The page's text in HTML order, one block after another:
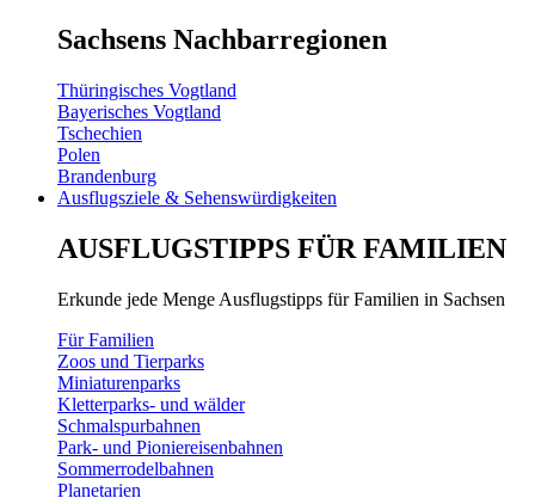
Sachsens Nachbarregionen
Thüringisches Vogtland
Bayerisches Vogtland
Tschechien
Polen
Brandenburg
Ausflugsziele & Sehenswürdigkeiten
AUSFLUGSTIPPS FÜR FAMILIEN
Erkunde jede Menge Ausflugstipps für Familien in Sachsen
Für Familien
Zoos und Tierparks
Miniaturenparks
Kletterparks- und wälder
Schmalspurbahnen
Park- und Pioniereisenbahnen
Sommerrodelbahnen
Planetarien